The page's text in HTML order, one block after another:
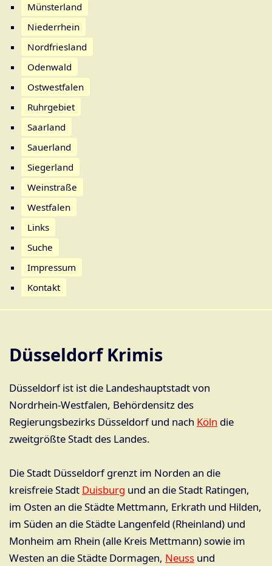
Münsterland
Niederrhein
Nordfriesland
Odenwald
Ostwestfalen
Ruhrgebiet
Saarland
Sauerland
Siegerland
Weinstraße
Westfalen
Links
Suche
Impressum
Kontakt
Düsseldorf Krimis
Düsseldorf ist ist die Landeshauptstadt von
Nordrhein-Westfalen, Behördensitz des
Regierungsbezirks Düsseldorf und nach Köln die
zweitgrößte Stadt des Landes.
Die Stadt Düsseldorf grenzt im Norden an die
kreisfreie Stadt Duisburg und an die Stadt Ratingen,
im Osten an die Städte Mettmann, Erkrath und Hilden,
im Süden an die Städte Langenfeld (Rheinland) und
Monheim am Rhein (alle Kreis Mettmann) sowie im
Westen an die Städte Dormagen, Neuss und